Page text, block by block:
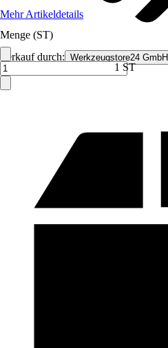
Verkauf durch: Werkzeugstore24 GmbH
Mehr Artikeldetails
Menge (ST)
1 ST